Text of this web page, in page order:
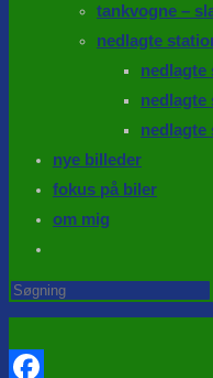
tankvogne –
nedlagte
nedlagte
nedlagte
nedlagte
nye billeder
fokus på biler
om mig
website
search
Search
this
website